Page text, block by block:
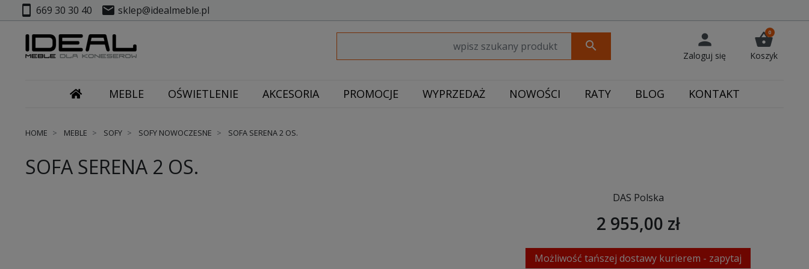
smartphone 669 30 30 40 mail sklep@idealmeble.pl
search person
Zaloguj się
shopping_basket
0
Koszyk
MEBLE OŚWIETLENIE AKCESORIA PROMOCJE WYPRZEDAŻ NOWOŚCI RATY BLOG KONTAKT
HOME MEBLE SOFY SOFY NOWOCZESNE SOFA SERENA 2 OS.
SOFA SERENA 2 OS.
DAS Polska
2 955,00 zł
Możliwość tańszej dostawy kurierem - zapytaj